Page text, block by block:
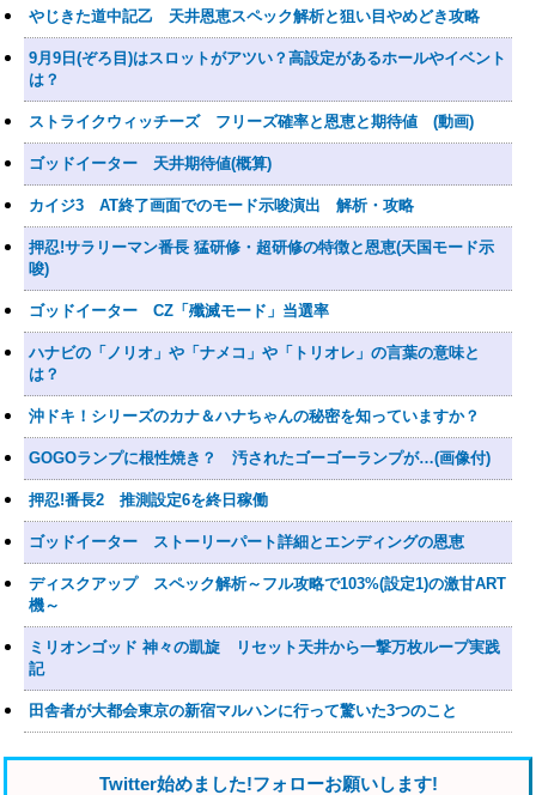
やじきた道中記乙 天井恩恵スペック解析と狙い目やめどき攻略
9月9日(ぞろ目)はスロットがアツい？高設定があるホールやイベント
は？
ストライクウィッチーズ フリーズ確率と恩恵と期待値 (動画)
ゴッドイーター 天井期待値(概算)
カイジ3 AT終了画面でのモード示唆演出 解析・攻略
押忍!サラリーマン番長 猛研修・超研修の特徴と恩恵(天国モード示
唆)
ゴッドイーター CZ「殲滅モード」当選率
ハナビの「ノリオ」や「ナメコ」や「トリオレ」の言葉の意味と
は？
沖ドキ！シリーズのカナ＆ハナちゃんの秘密を知っていますか？
GOGOランプに根性焼き？ 汚されたゴーゴーランプが…(画像付)
押忍!番長2 推測設定6を終日稼働
ゴッドイーター ストーリーパート詳細とエンディングの恩恵
ディスクアップ スペック解析～フル攻略で103%(設定1)の激甘ART
機～
ミリオンゴッド 神々の凱旋 リセット天井から一撃万枚ループ実践
記
田舎者が大都会東京の新宿マルハンに行って驚いた3つのこと
Twitter始めました!フォローお願いします!